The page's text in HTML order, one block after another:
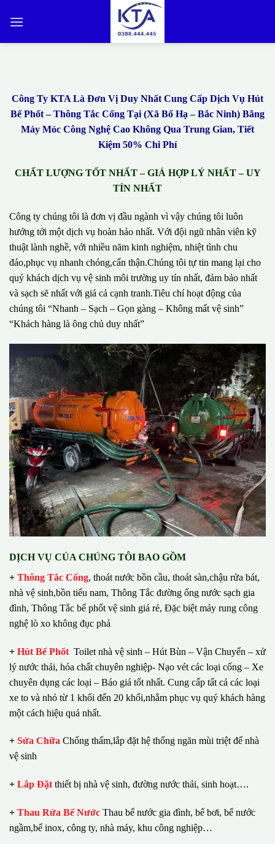
qua
Công Ty KTA Là Đơn Vị Duy Nhất Cung Cấp Dịch Vụ Hút
Bể Phốt – Thông Tắc Cống Tại (Xã Bố Hạ – Bắc Ninh) Bằng
Máy Móc Công Nghệ Cao Không Qua Trung Gian, Tiết
Kiệm 50% Chi Phí
CHẤT LƯỢNG TỐT NHẤT – GIÁ HỢP LÝ NHẤT – UY
TÍN NHẤT
Công ty chúng tôi là đơn vị đầu ngành vì vậy chúng tôi luôn
hướng tới một dịch vụ hoàn hảo nhất. Với đội ngũ nhân viên kỹ
thuật lành nghề, với nhiều năm kinh nghiệm, nhiệt tình chu
đáo,phục vụ nhanh chóng,cẩn thận.Chúng tôi tự tin mang lại cho
quý khách dịch vụ vệ sinh môi trường uy tín nhất, đảm bảo nhất
và sạch sẽ nhất với giá cả cạnh tranh.Tiêu chí hoạt động của
chúng tôi “Nhanh – Sạch – Gọn gàng – Không mất vệ sinh”
“Khách hàng là ông chủ duy nhất”
DỊCH VỤ CỦA CHÚNG TÔI BAO GỒM
+ Thông Tắc Cống, thoát nước bồn cầu, thoát sàn,chậu rửa bát,
nhà vệ sinh,bồn tiểu nam, Thông Tắc đường ống nước sạch gia
đình, Thông Tắc bể phốt vệ sinh giá rẻ, Đặc biệt máy rung công
nghệ lò xo không đục phá
+ Hút Bể Phốt Toilet nhà vệ sinh – Hút Bùn – Vận Chuyển – xử
lý nước thải, hóa chất chuyên nghiệp- Nạo vét các loại cống – Xe
chuyên dụng các loại – Báo giá tốt nhất. Cung cấp tất cả các loại
xe to và nhỏ từ 1 khối đến 20 khối,nhằm phục vụ quý khách hàng
một cách hiệu quả nhất.
+ Sửa Chữa Chống thấm,lắp đặt hệ thống ngăn mùi triệt để nhà
vệ sinh
+ Lắp Đặt thiết bị nhà vệ sinh, đường nước thải, sinh hoạt….
+ Thau Rửa Bể Nước Thau bể nước gia đình, bể bơi, bể nước
ngầm,bể inox, công ty, nhà máy, khu công nghiệp…